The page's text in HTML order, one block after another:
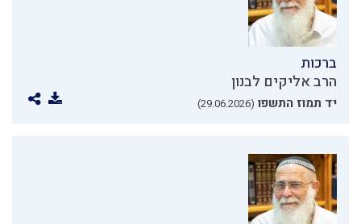
ברכות
הרב אליקים לבנון
יד תמוז התשפו (29.06.2026)